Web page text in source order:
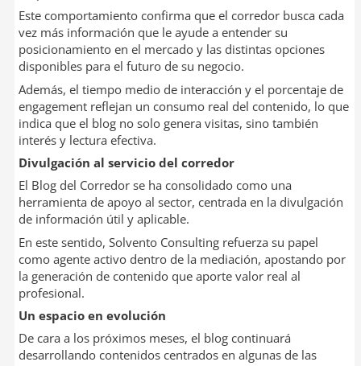
Este comportamiento confirma que el corredor busca cada
vez más información que le ayude a entender su
posicionamiento en el mercado y las distintas opciones
disponibles para el futuro de su negocio.
Además, el tiempo medio de interacción y el porcentaje de
engagement reflejan un consumo real del contenido, lo que
indica que el blog no solo genera visitas, sino también
interés y lectura efectiva.
Divulgación al servicio del corredor
El Blog del Corredor se ha consolidado como una
herramienta de apoyo al sector, centrada en la divulgación
de información útil y aplicable.
En este sentido, Solvento Consulting refuerza su papel
como agente activo dentro de la mediación, apostando por
la generación de contenido que aporte valor real al
profesional.
Un espacio en evolución
De cara a los próximos meses, el blog continuará
desarrollando contenidos centrados en algunas de las